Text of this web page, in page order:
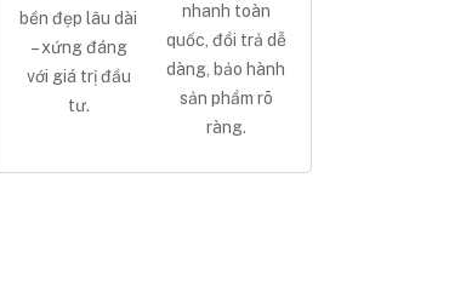
bền đẹp lâu dài
– xứng đáng
với giá trị đầu
tư.
nhanh toàn
quốc, đổi trả dễ
dàng, bảo hành
sản phẩm rõ
ràng.